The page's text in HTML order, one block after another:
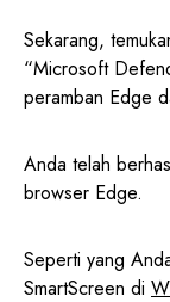
Sekarang,
“Microsoft
peramban Edge
Anda telah
browser Edge.
Seperti yang
SmartScreen di